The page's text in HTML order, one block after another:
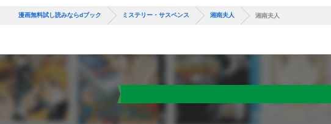
漫画無料試し読みならdブック ミステリー・サスペンス 湘南夫人 湘南夫人